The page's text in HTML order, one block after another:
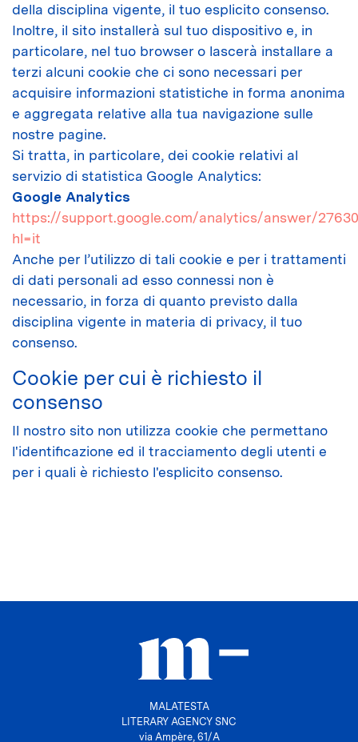
della disciplina vigente, il tuo esplicito consenso.
Inoltre, il sito installerà sul tuo dispositivo e, in
particolare, nel tuo browser o lascerà installare a
terzi alcuni cookie che ci sono necessari per
acquisire informazioni statistiche in forma anonima
e aggregata relative alla tua navigazione sulle
nostre pagine.
Si tratta, in particolare, dei cookie relativi al
servizio di statistica Google Analytics:
Google Analytics
https://support.google.com/analytics/answer/
hl=it
Anche per l’utilizzo di tali cookie e per i trattamenti
di dati personali ad esso connessi non è
necessario, in forza di quanto previsto dalla
disciplina vigente in materia di privacy, il tuo
consenso.
Cookie per cui è richiesto il
consenso
Il nostro sito non utilizza cookie che permettano
l'identificazione ed il tracciamento degli utenti e
per i quali è richiesto l'esplicito consenso.
MALATESTA
LITERARY AGENCY SNC
via Ampère, 61/A